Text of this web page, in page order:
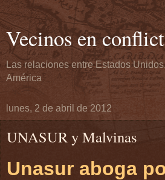
Vecinos en
Las relaciones entre Estados
América
lunes, 2 de abril de 2012
UNASUR y Malvinas
Unasur aboga